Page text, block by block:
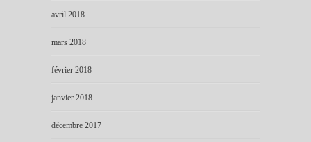
avril 2018
mars 2018
février 2018
janvier 2018
décembre 2017